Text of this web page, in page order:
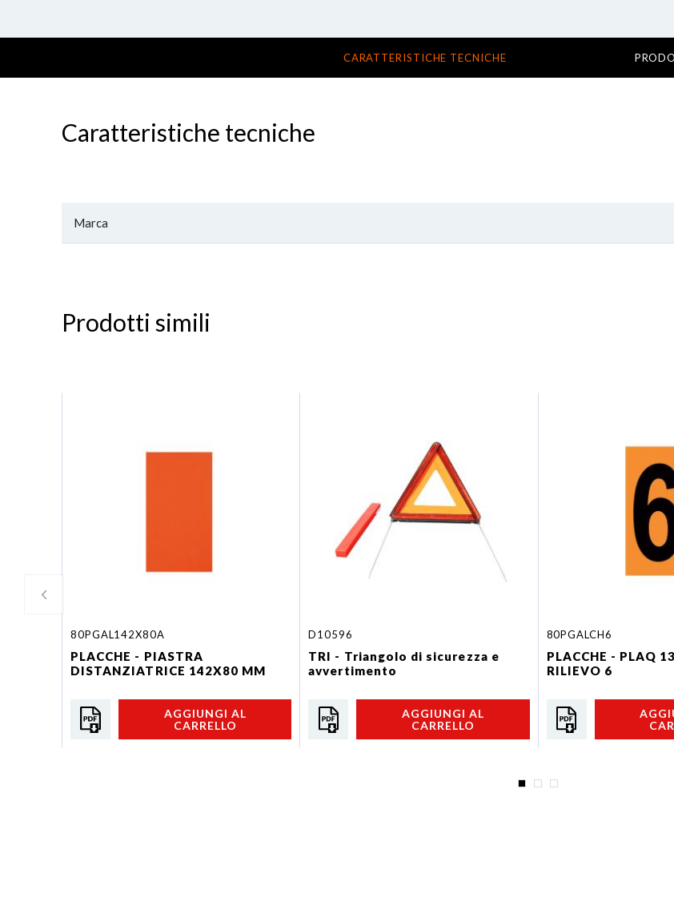
CARATTERISTICHE TECNICHE
Caratteristiche tecniche
Marca
Prodotti simili
80PGAL142X80A
PLACCHE - PIASTRA
DISTANZIATRICE 142X80 MM
AGGIUNGI AL
CARRELLO
D10596
TRI - Triangolo di sicurezza e
avvertimento
AGGIUNGI AL
CARRELLO
80PGALCH6
PLACCHE - PLAQ
RILIEVO 6